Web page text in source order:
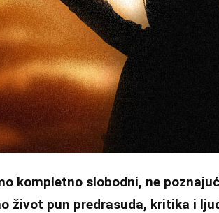
kompletno slobodni, ne
život pun predrasuda, kritika i